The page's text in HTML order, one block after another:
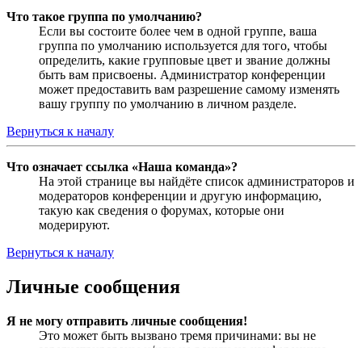
Что такое группа по умолчанию?
Если вы состоите более чем в одной группе, ваша
группа по умолчанию используется для того, чтобы
определить, какие групповые цвет и звание должны
быть вам присвоены. Администратор конференции
может предоставить вам разрешение самому изменять
вашу группу по умолчанию в личном разделе.
Вернуться к началу
Что означает ссылка «Наша команда»?
На этой странице вы найдёте список администраторов и
модераторов конференции и другую информацию,
такую как сведения о форумах, которые они
модерируют.
Вернуться к началу
Личные сообщения
Я не могу отправить личные сообщения!
Это может быть вызвано тремя причинами: вы не